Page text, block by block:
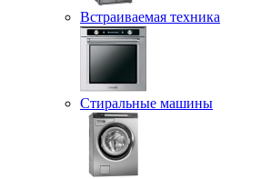
Встраиваемая техника
Стиральные машины